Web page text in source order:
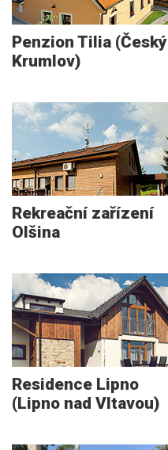
Penzion Tilia (Český
Krumlov)
Rekreační zařízení
Olšina
Residence Lipno
(Lipno nad Vltavou)